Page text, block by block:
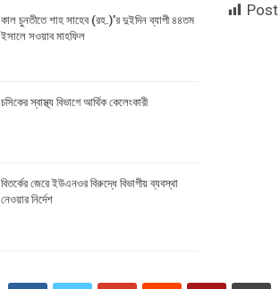
কাল চুনতীতে শাহ সাহেব (রহ.)’র দুইদিন ব্যাপী ৪৪তম
ইসালে সওয়াব মাহফিল
চসিকের স্বাস্থ্য বিভাগে আর্থিক কেলেংকারী
বিতর্কের জেরে ইউএনওর বিরুদ্ধে বিভাগীয় ব্যবস্থা
নেওয়ার নির্দেশ